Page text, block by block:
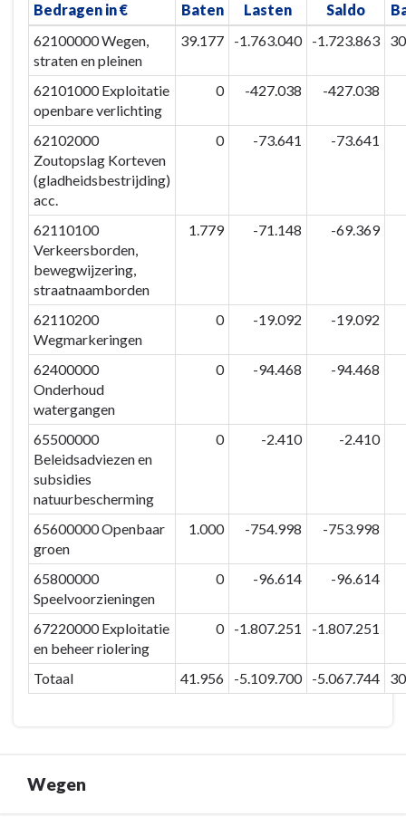
Paragraaf
Onderhoud
kapitaalgoederen
Beheer
onderhoud
openbaar
gebied
Bedragen in € Baten Lasten Saldo
62100000 Wegen,
straten en pleinen
39.177 -1.763.040 -1.723.863
62101000 Exploitatie
openbare verlichting
0 -427.038 -427.038
62102000
Zoutopslag Korteven
(gladheidsbestrijding)
acc.
0 -73.641 -73.641
62110100
Verkeersborden,
bewegwijzering,
straatnaamborden
1.779 -71.148 -69.369
62110200
Wegmarkeringen
0 -19.092 -19.092
62400000
Onderhoud
watergangen
0 -94.468 -94.468
65500000
Beleidsadviezen en
subsidies
natuurbescherming
0 -2.410 -2.410
65600000 Openbaar
groen
1.000 -754.998 -753.998
65800000
Speelvoorzieningen
0 -96.614 -96.614
67220000 Exploitatie
en beheer riolering
0 -1.807.251 -1.807.251
Totaal 41.956 -5.109.700 -5.067.744
Wegen